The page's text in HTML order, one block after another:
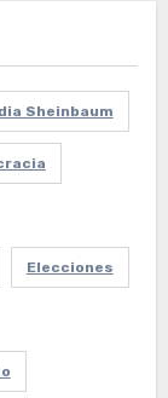
Sheinbaum
Elecciones